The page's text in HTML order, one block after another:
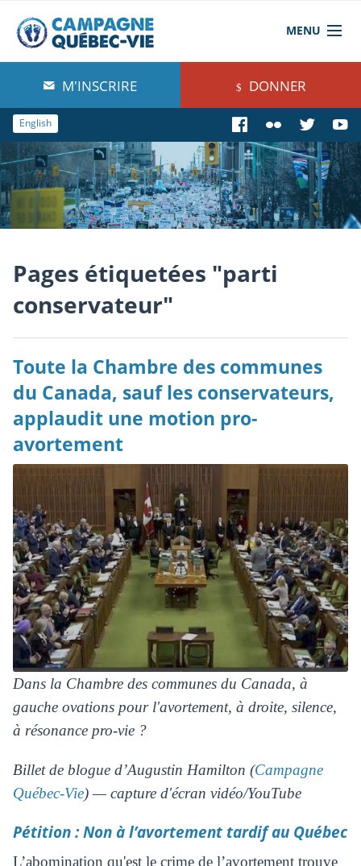
MENU
À propos de nous
Blog
Comprendre
Agir
Boutique
M'INSCRIRE DONNER
English
Pages étiquetées "parti
conservateur"
Toute la Chambre des communes
du Canada, sauf les conservateurs,
applaudit une motion pro-
avortement
Dans la Chambre des communes du Canada, à
gauche ovations pour l'avortement, à droite, silence,
à résonance pro-vie ?
Billet de blogue d’Augustin Hamilton (Campagne
Québec-Vie) — capture d'écran vidéo/YouTube
Pétition : Non à l’avortement tardif au Québec
L’abomination qu'est le crime de l’avortement trouve